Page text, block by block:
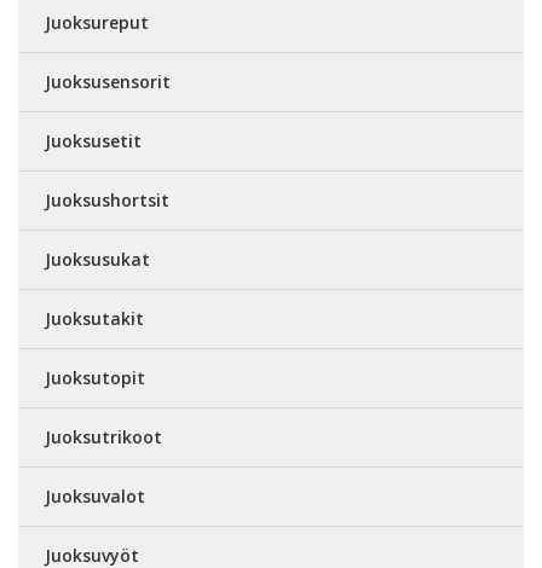
Juoksureput
Juoksusensorit
Juoksusetit
Juoksushortsit
Juoksusukat
Juoksutakit
Juoksutopit
Juoksutrikoot
Juoksuvalot
Juoksuvyöt